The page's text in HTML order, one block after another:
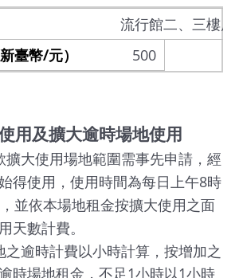
流行館二、三樓
500
用及擴大逾時場地使用
擴大使用場地範圍需事先申請，經
得使用，使用時間為每日上午8時
並依本場地租金按擴大使用之面
天數計費。
之逾時計費以小時計算，按增加之
時場地租金，不足1小時以1小時